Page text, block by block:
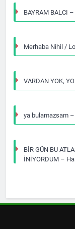
BAYRAM BALCI
Merhaba Nihil /
VARDAN YOK,
ya bulamazsam
BİR GÜN BU
İNİYORDUM –